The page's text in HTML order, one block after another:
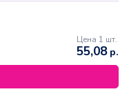
Цена 1 шт.
55,08р.